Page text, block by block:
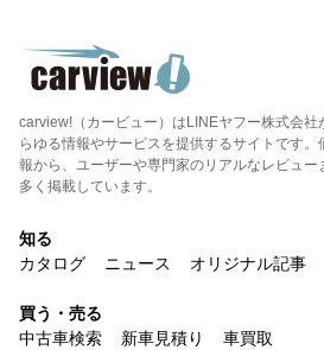
carview!（カービュー）はLINEヤフー株式会社
らゆる情報やサービスを提供するサイトです
報から、ユーザーや専門家のリアルなレビュ
多く掲載しています。
知る
カタログ
ニュース オリジナル記事
買う・売る
中古車検索
新車見積り 車買取